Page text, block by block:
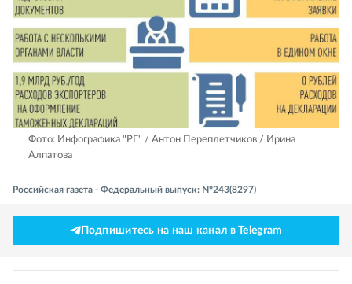
Фото: Инфографика "РГ" / Антон Переплетчиков / Ирина
Алпатова
Российская газета - Федеральный выпуск: №243(8297)
Подпишитесь на наш канал в Telegram